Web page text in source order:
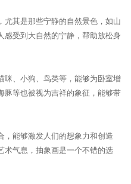
尤其是那些宁静的自然景色，如山
感受到大自然的宁静，帮助放松身
咪、小狗、鸟类等，能够为卧室增
豚等也被视为吉祥的象征，能够带
，能够激发人们的想象力和创造
术气息，抽象画是一个不错的选